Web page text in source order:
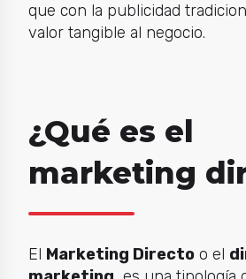
que con la publicidad
valor tangible al negocio.
¿Qué es el
marketing
El Marketing Directoo el